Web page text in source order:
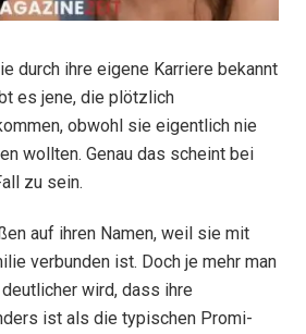
durch ihre eigene Karriere bekannt
es jene, die plötzlich
obwohl sie eigentlich nie
wollten. Genau das scheint bei
zu sein.
auf ihren Namen, weil sie mit
verbunden ist. Doch je mehr man
wird, dass ihre
ist als die typischen Promi-